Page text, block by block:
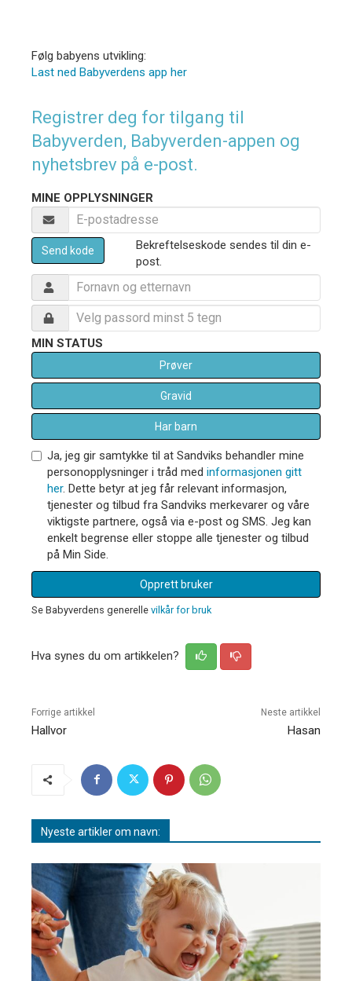
Følg babyens utvikling:
Last ned Babyverdens app her
Registrer deg for tilgang til
Babyverden, Babyverden-appen og
nyhetsbrev på e-post.
MINE OPPLYSNINGER
Send kode
Bekreftelseskode sendes til din e-
post.
MIN STATUS
Prøver
Gravid
Har barn
Ja, jeg gir samtykke til at Sandviks behandler mine
personopplysninger i tråd med informasjonen gitt
her. Dette betyr at jeg får relevant informasjon,
tjenester og tilbud fra Sandviks merkevarer og våre
viktigste partnere, også via e-post og SMS. Jeg kan
enkelt begrense eller stoppe alle tjenester og tilbud
på Min Side.
Opprett bruker
Se Babyverdens generelle vilkår for bruk
Hva synes du om artikkelen?
Forrige artikkel
Hallvor
Neste artikkel
Hasan
Nyeste artikler om navn: